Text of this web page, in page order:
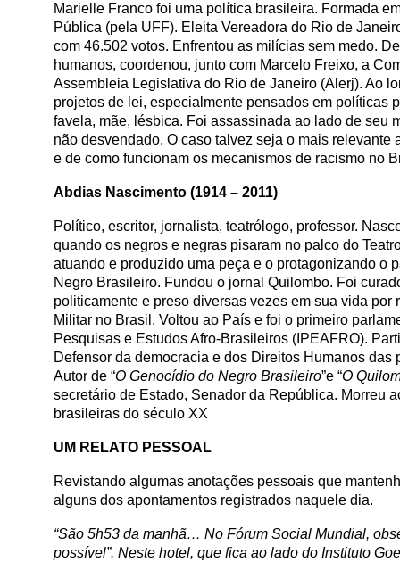
Marielle Franco foi uma política brasileira. Formada
Pública (pela UFF). Eleita Vereadora do Rio de
com 46.502 votos. Enfrentou as milícias sem medo.
humanos, coordenou, junto com Marcelo Freixo, a
Assembleia Legislativa do Rio de Janeiro (Alerj). Ao
projetos de lei, especialmente pensados em políticas
favela, mãe, lésbica. Foi assassinada ao lado de seu
não desvendado. O caso talvez seja o mais
e de como funcionam os mecanismos de racismo no
Abdias Nascimento (1914 – 2011)
Político, escritor, jornalista, teatrólogo, professor.
quando os negros e negras pisaram no palco do
atuando e produzido uma peça e o protagonizando o
Negro Brasileiro. Fundou o jornal Quilombo. Foi
politicamente e preso diversas vezes em sua vida
Militar no Brasil. Voltou ao País e foi o primeiro
Pesquisas e Estudos Afro-Brasileiros (IPEAFRO).
Defensor da democracia e dos Direitos Humanos
Autor de “O Genocídio do Negro Brasileiro”e “O
secretário de Estado, Senador da República. Morreu
brasileiras do século XX
UM RELATO PESSOAL
Revistando algumas anotações pessoais que
alguns dos apontamentos registrados naquele dia.
“São 5h53 da manhã… No Fórum Social Mundial,
possível”. Neste hotel, que fica ao lado do Instituto